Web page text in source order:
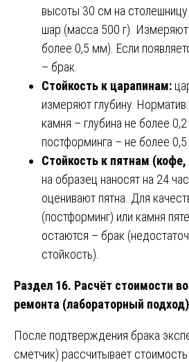
высоты 30 см на
шар (масса 500 г). Измеряют
более 0,5 мм). Если
– брак.
Стойкость к царапинам:
измеряют глубину.
камня – глубина не более
постформинга – не более
Стойкость к пятнам
на образец наносят на 24
оценивают пятна. Для
(постформинг) или камня
остаются – брак
стойкость).
Раздел 16. Расчёт стоимости
ремонта (лабораторный подход)
После подтверждения брака
сметчик) рассчитывает